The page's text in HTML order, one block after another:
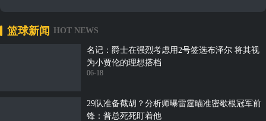
篮球新闻 HOT NEWS
名记：爵士在强烈考虑用2号签选布泽尔 将其视
为小贾伦的理想搭档
06-18
29队准备截胡？分析师曝雷霆瞄准密歇根冠军前
锋：普总死死盯着他